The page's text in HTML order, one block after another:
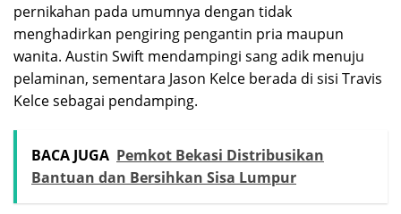
pernikahan pada umumnya dengan tidak
menghadirkan pengiring pengantin pria maupun
wanita. Austin Swift mendampingi sang adik menuju
pelaminan, sementara Jason Kelce berada di sisi Travis
Kelce sebagai pendamping.
BACA JUGA Pemkot Bekasi Distribusikan
Bantuan dan Bersihkan Sisa Lumpur